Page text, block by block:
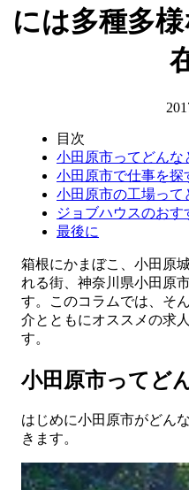
には多種多
目次
小田原市ってどんな
小田原市で仕事を探
小田原市の工場って
ジョブハウスのおす
最後に
箱根にかまぼこ、小田原
れる街、神奈川県小田原
す。このコラムでは、そ
介とともにオススメの求
す。
小田原市ってど
はじめに小田原市がどん
きます。